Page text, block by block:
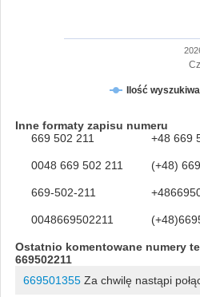
Ilość
Inne formaty zapisu numeru
669 502 211
+48 669
0048 669 502 211 (+48)
669-502-211
0048669502211
Ostatnio komentowane numery
669502211
669501355Za chwilę nastąpi